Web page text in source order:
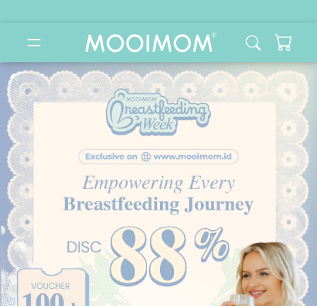
MOOIMOM: Beli & Konsultasi Online Perlengkapan Bayi &